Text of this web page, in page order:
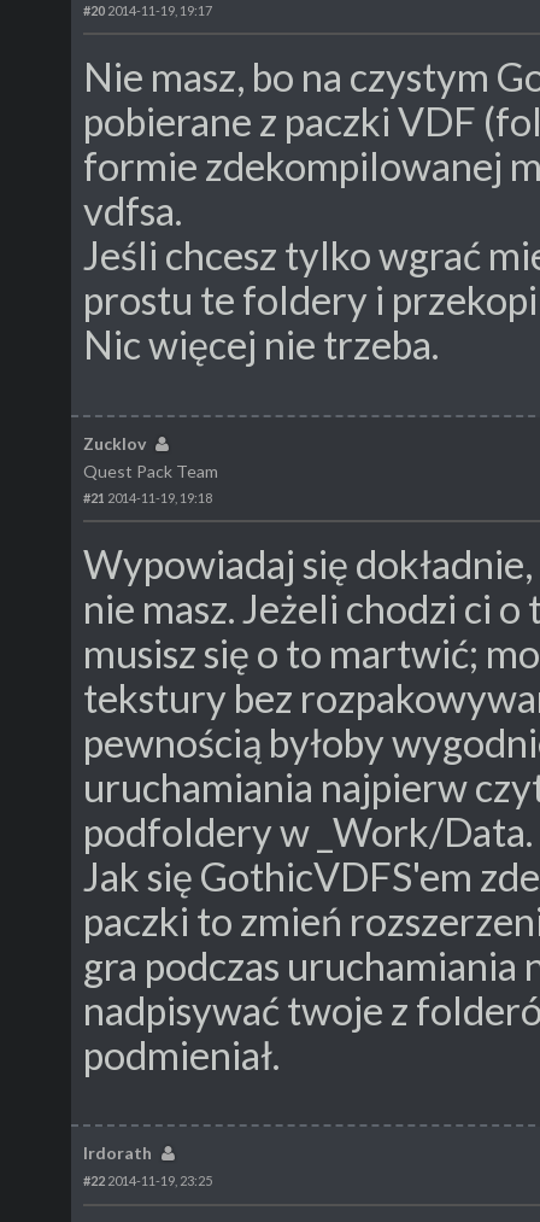
#20 2014-11-19, 19:17
Nie masz, bo na czystym
pobierane z paczki VDF
formie zdekompilowanej
vdfsa.
Jeśli chcesz tylko wgrać
prostu te foldery i
Nic więcej nie trzeba.
Zucklov
Quest Pack Team
#21 2014-11-19, 19:18
Wypowiadaj się
nie masz. Jeżeli chodzi ci
musisz się o to martwić;
tekstury bez
pewnością byłoby
uruchamiania najpierw
podfoldery w _Work/Data.
Jak się GothicVDFS'em
paczki to zmień
gra podczas
nadpisywać twoje z
podmieniał.
Irdorath
#22 2014-11-19, 23:25